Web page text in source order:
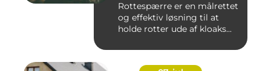
Rottespærre er en målrettet
og effektiv løsning til at
holde rotter ude af kloaks...